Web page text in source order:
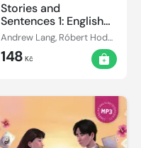
Stories and
Sentences 1: English
Illustrated Edition
Andrew Lang, Róbert Hodoši
148 Kč